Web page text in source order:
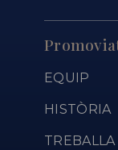
EQUIP
HISTÒRIA